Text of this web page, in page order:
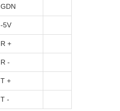
GDN
-5V
R +
R -
T +
T -